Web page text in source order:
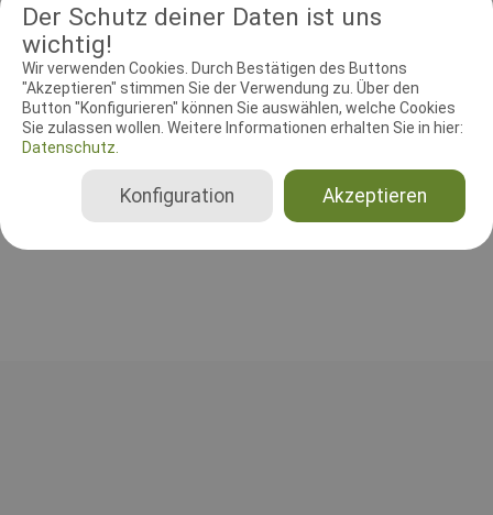
Der Schutz deiner Daten ist uns
wichtig!
Wir verwenden Cookies. Durch Bestätigen des Buttons
"Akzeptieren" stimmen Sie der Verwendung zu. Über den
Button "Konfigurieren" können Sie auswählen, welche Cookies
Sie zulassen wollen. Weitere Informationen erhalten Sie in hier:
Datenschutz.
Akzeptieren
Konfiguration
(falls erforderlich) sowie praktischer Teil
RICHTER UND HELFER
Deutschland